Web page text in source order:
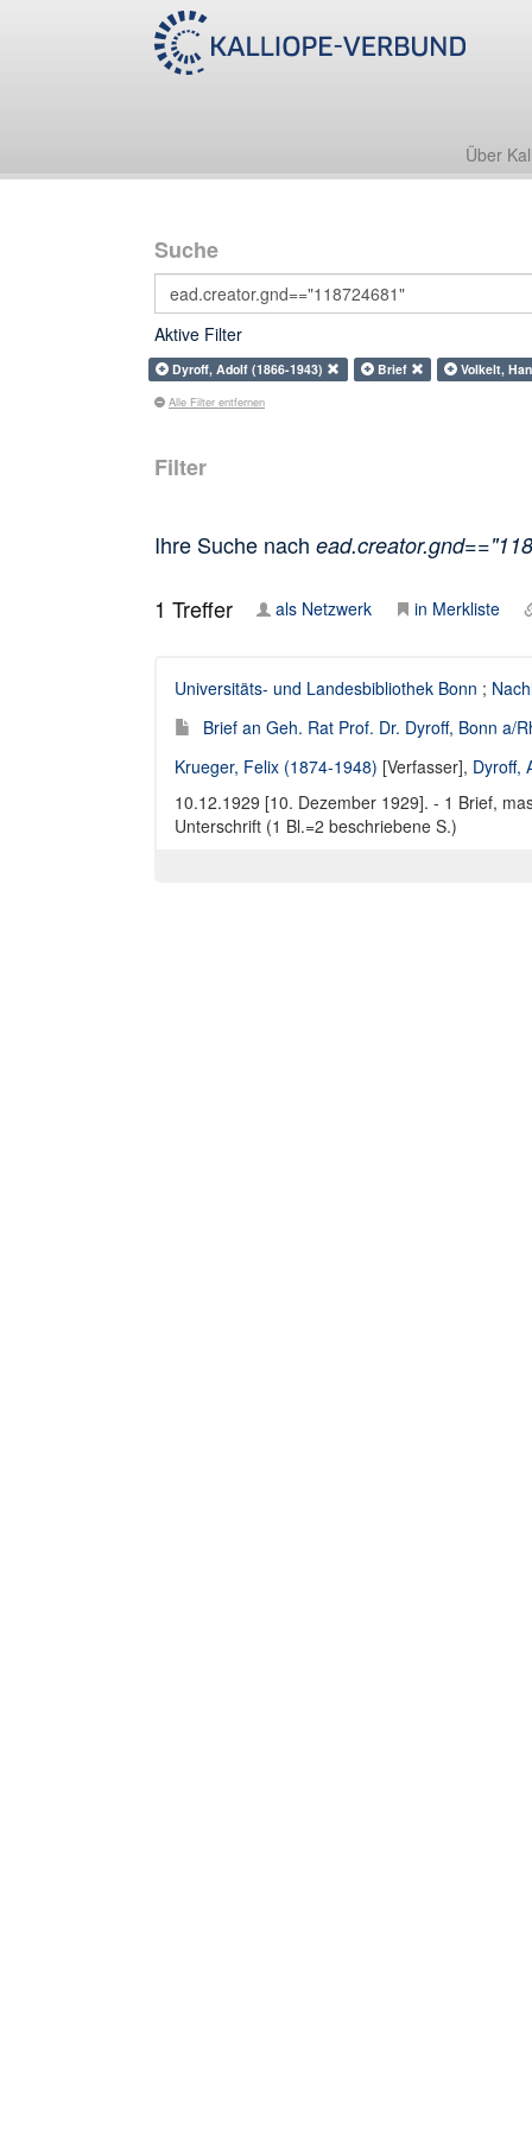
Über
Suche
Aktive Filter
Dyroff, Adolf (1866-1943) Brief Volkelt,
Alle Filter entfernen
Filter
Ihre Suche nach
1 Treffer als Netzwerk in Merkliste
Universitäts- und Landesbibliothek Bonn ;
Brief an Geh. Rat Prof. Dr. Dyroff, Bonn a/
Krueger, Felix (1874-1948) [Verfasser], Dyroff,
10.12.1929 [10. Dezember 1929]. - 1 Brief,
Unterschrift (1 Bl.=2 beschriebene S.)